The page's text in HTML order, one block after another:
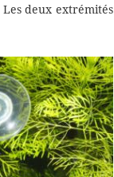
Les deux extrémités